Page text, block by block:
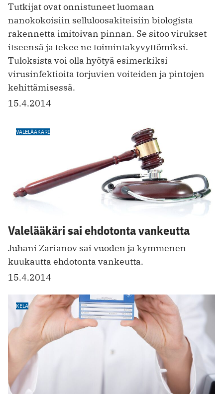
Tutkijat ovat onnistuneet luomaan
nanokokoisiin selluloosakiteisiin biologista
rakennetta imitoivan pinnan. Se sitoo virukset
itseensä ja tekee ne toimintakyvyttömiksi.
Tuloksista voi olla hyötyä esimerkiksi
virusinfektioita torjuvien voiteiden ja pintojen
kehittämisessä.
15.4.2014
VALELÄÄKÄRI
Valelääkäri sai ehdotonta vankeutta
Juhani Zarianov sai vuoden ja kymmenen
kuukautta ehdotonta vankeutta.
15.4.2014
KELA